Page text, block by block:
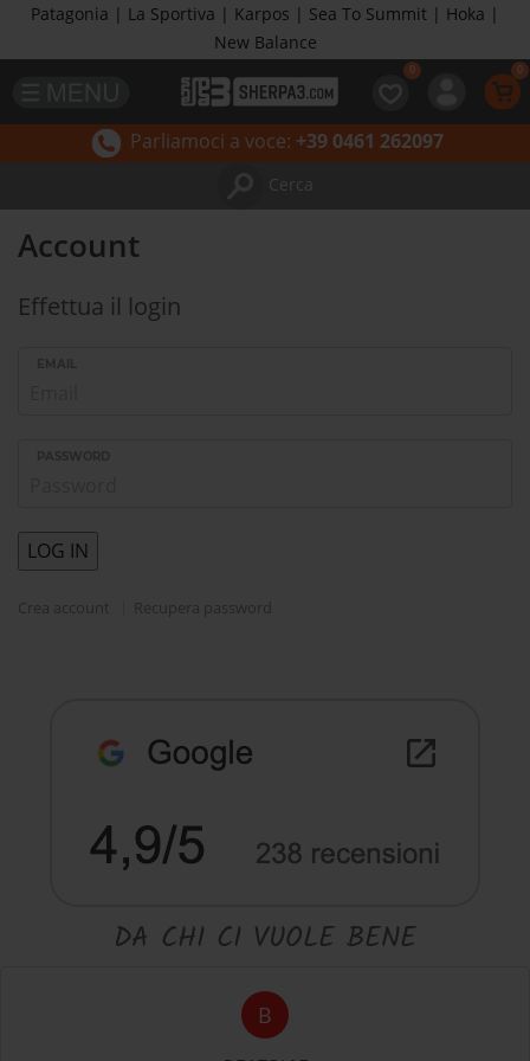
Patagonia | La Sportiva | Karpos | Sea To Summit | Hoka |
New Balance
Parliamoci a voce: +39 0461 262097
Cerca
Account
Effettua il login
Crea account Recupera password
DA CHI CI VUOLE BENE
B